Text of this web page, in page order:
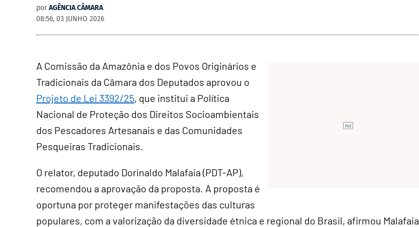
por AGÊNCIA CÂMARA
08:56, 03 JUNHO 2026
A Comissão da Amazônia e dos Povos Originários e
Tradicionais da Câmara dos Deputados aprovou o
Projeto de Lei 3392/25, que institui a Política
Nacional de Proteção dos Direitos Socioambientais
dos Pescadores Artesanais e das Comunidades
Pesqueiras Tradicionais.
O relator, deputado Dorinaldo Malafaia (PDT-AP),
recomendou a aprovação da proposta. A proposta é
oportuna por proteger manifestações das culturas
populares, com a valorização da diversidade étnica e regional do Brasil, afirmou Malafaia